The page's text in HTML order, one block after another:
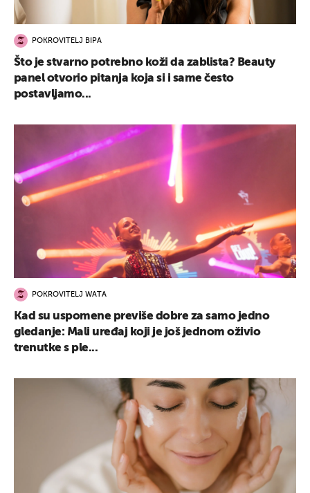
POKROVITELJ BIPA
Što je stvarno potrebno koži da zablista? Beauty
panel otvorio pitanja koja si i same često
postavljamo...
POKROVITELJ WATA
Kad su uspomene previše dobre za samo jedno
gledanje: Mali uređaj koji je još jednom oživio
trenutke s ple...